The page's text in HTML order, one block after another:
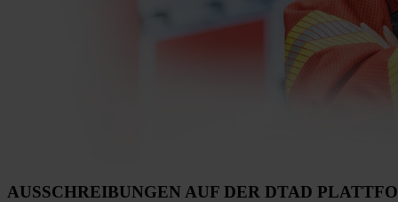
AUSSCHREIBUNGEN AUF DER DTAD